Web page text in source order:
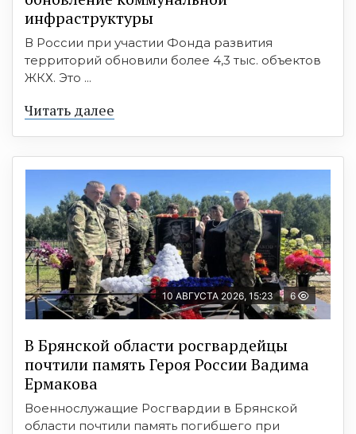
инфраструктуры
В России при участии Фонда развития
территорий обновили более 4,3 тыс. объектов
ЖКХ. Это ...
Читать далее
10 АВГУСТА 2026, 15:23 6
В Брянской области росгвардейцы
почтили память Героя России Вадима
Ермакова
Военнослужащие Росгвардии в Брянской
области почтили память погибшего при